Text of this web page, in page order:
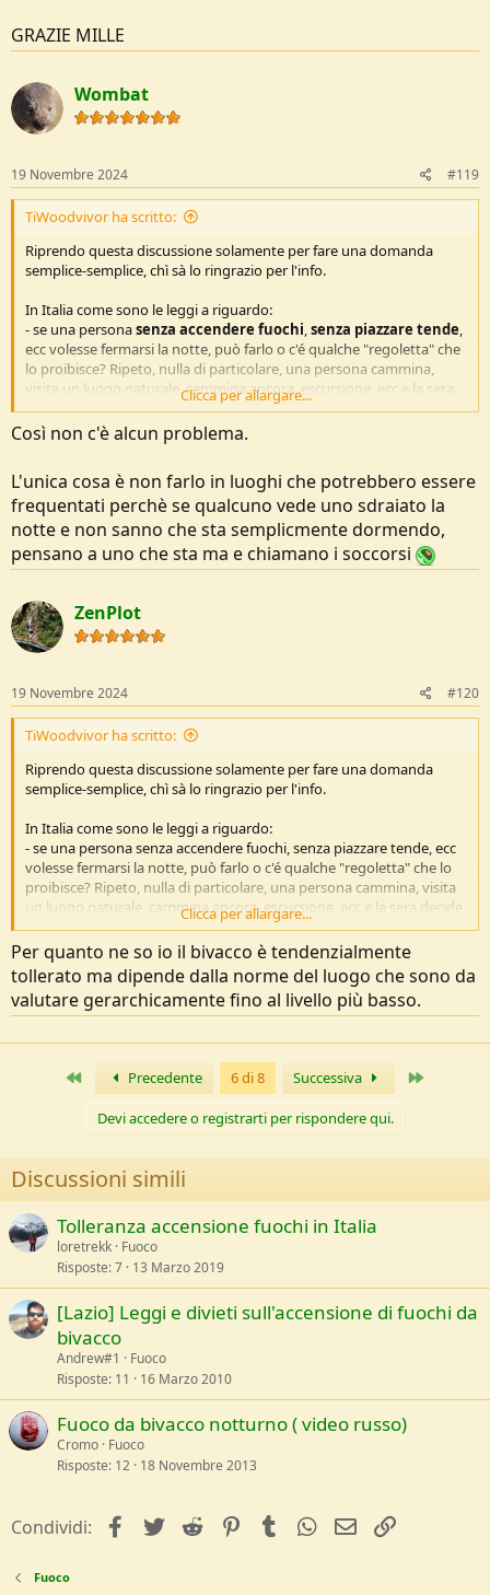
GRAZIE MILLE
Wombat
19 Novembre 2024 #119
TiWoodvivor ha scritto:
Riprendo questa discussione solamente per fare una domanda
semplice-semplice, chì sà lo ringrazio per l'info.
In Italia come sono le leggi a riguardo:
- se una personasenza accendere fuochi senza piazzare tende
ecc volesse fermarsi la notte, può farlo o c'é qualche "regoletta" che
lo proibisce? Ripeto, nulla di particolare, una persona cammina,
visita un luogo naturale, cammina ancora, escursione, ecc e la sera
decide di buttarsi sotto ad un albero a riposare, mangiarsi il panino
al Salame portato da casa, guardare le stesse. Dormicchiare e poi
GRAZIE MILLE
Clicca per allargare...
Così non c'è alcun problema.
L'unica cosa è non farlo in luoghi che potrebbero essere
frequentati perchè se qualcuno vede uno sdraiato la
notte e non sanno che sta semplicmente dormendo,
pensano a uno che sta ma e chiamano i soccorsi
ZenPlot
19 Novembre 2024 #120
TiWoodvivor ha scritto:
Riprendo questa discussione solamente per fare una domanda
semplice-semplice, chì sà lo ringrazio per l'info.
In Italia come sono le leggi a riguardo:
- se una persona senza accendere fuochi, senza piazzare tende, ecc
volesse fermarsi la notte, può farlo o c'é qualche "regoletta" che lo
proibisce? Ripeto, nulla di particolare, una persona cammina, visita
un luogo naturale, cammina ancora, escursione, ecc e la sera decide
di buttarsi sotto ad un albero a riposare, mangiarsi il panino al
Salame portato da casa, guardare le stesse. Dormicchiare e poi
ripartire.
GRAZIE MILLE
Clicca per allargare...
Per quanto ne so io il bivacco è tendenzialmente
tollerato ma dipende dalla norme del luogo che sono da
valutare gerarchicamente fino al livello più basso.
Primo Precedente 6 di 8 Successiva
Devi accedere o registrarti per rispondere qui.
Discussioni simili
Tolleranza accensione fuochi in Italia
loretrekk Fuoco
Risposte 7 13 Marzo 2019
[Lazio] Leggi e divieti sull'accensione di fuochi da
bivacco
Andrew#1
Fuoco
Risposte 11 16 Marzo 2010
Fuoco da bivacco notturno ( video russo)
Cromo Fuoco
Risposte 12 18 Novembre 2013
Condividi: facebookTwitterReddit PinterestTumblrWhatsApp
e-mail
Fuoco